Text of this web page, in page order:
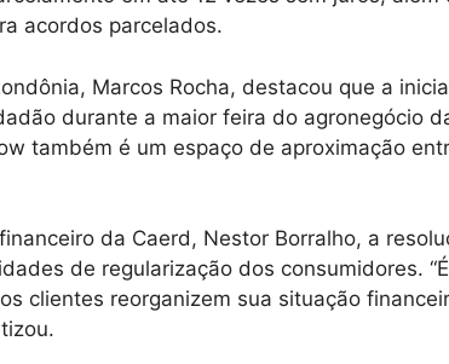
acordos parcelados.
Marcos Rocha, destacou que a
durante a maior feira do agronegócio
também é um espaço de aproximação
da Caerd, Nestor Borralho, a
de regularização dos consumidores.
clientes reorganizem sua situação